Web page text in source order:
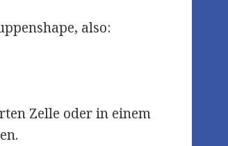
also:
Zelle oder in einem